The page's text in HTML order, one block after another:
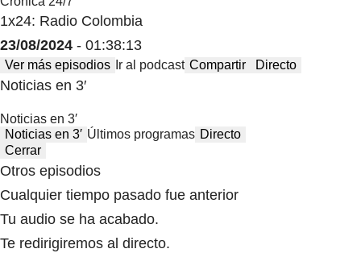
1x24: Radio Colombia
23/08/2024 - 01:38:13
Ver más episodios Ir al podcast Compartir Directo
Noticias en 3′
Noticias en 3′
Noticias en 3′ Últimos programas Directo
Cerrar
Otros episodios
Cualquier tiempo pasado fue anterior
Tu audio se ha acabado.
Te redirigiremos al directo.